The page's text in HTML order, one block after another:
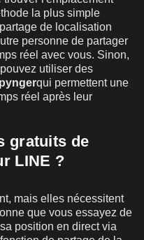
la plus simple
de localisation
personne de partager
réel avec vous. Sinon,
utiliser des
qui permettent une
réel après leur
gratuits de
LINE ?
mais elles nécessitent
que vous essayez de
position en direct via